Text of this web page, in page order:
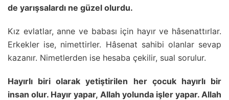
de yarışsalardı ne güzel olurdu.
Kız evlatlar, anne ve babası için hayır ve hâsenattırlar.
Erkekler ise, nimettirler. Hâsenat sahibi olanlar sevap
kazanır. Nimetlerden ise hesaba çekilir, sual sorulur.
Hayırlı biri olarak yetiştirilen her çocuk hayırlı bir
insan olur. Hayır yapar, Allah yolunda işler yapar. Allah